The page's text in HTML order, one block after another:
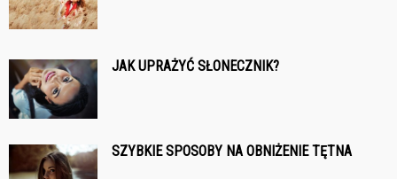
JAK UPRAŻYĆ SŁONECZNIK?
SZYBKIE SPOSOBY NA OBNIŻENIE TĘTNA